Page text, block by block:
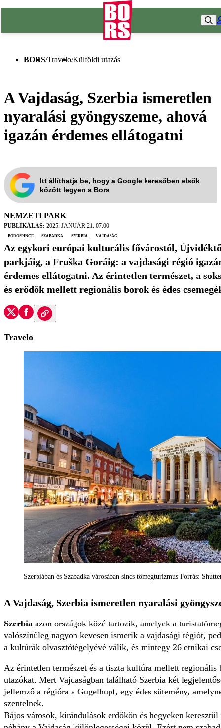
BORS/Travelo/Külföldi utazás
A Vajdaság, Szerbia ismeretlen
nyaralási gyöngyszeme, ahová
igazán érdemes ellátogatni
Itt állíthatja be, hogy a Google keresőben elsők
között legyen a Bors
NEMZETI PARK
PUBLIKÁLÁS: 2025. JANUÁR 21. 07:00
borospince
Szabadka Szerbia Vajdaság
Az egykori európai kulturális fővárostól,
parkjáig, a Fruška Goráig: a vajdasági régió
érdemes ellátogatni. Az érintetlen természet, a
és erődök mellett regionális borok és édes
Travelo
Szerbiában és Szabadka városában sincs tömegturizmus Forrás:
A Vajdaság, Szerbia ismeretlen nyaralási
Szerbia azon országok közé tartozik, amelyek a
valószínűleg nagyon kevesen ismerik a vajdasági régiót,
a kultúrák olvasztótégelyévé válik, és mintegy 26 etnikai
Az érintetlen természet és a tiszta kultúra mellett regionális
utazókat. Mert Vajdaságban található Szerbia két
jellemző a régióra a Gugelhupf, egy édes sütemény,
szentelnek.
Bájos városok, kirándulások erdőkön és hegyeken